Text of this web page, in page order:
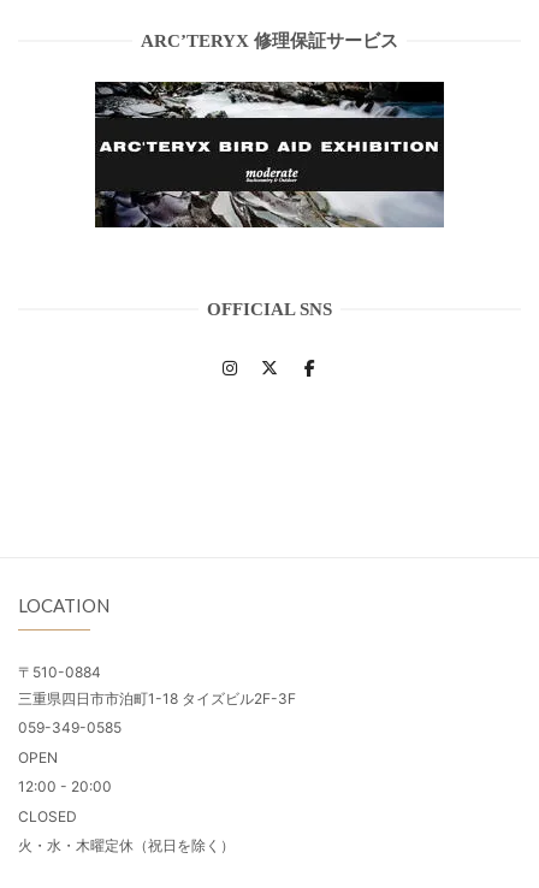
ARC’TERYX 修理保証サービス
OFFICIAL SNS
LOCATION
〒510-0884
三重県四日市市泊町1-18 タイズビル2F-3F
059-349-0585
OPEN
12:00 - 20:00
CLOSED
火・水・木曜定休（祝日を除く）